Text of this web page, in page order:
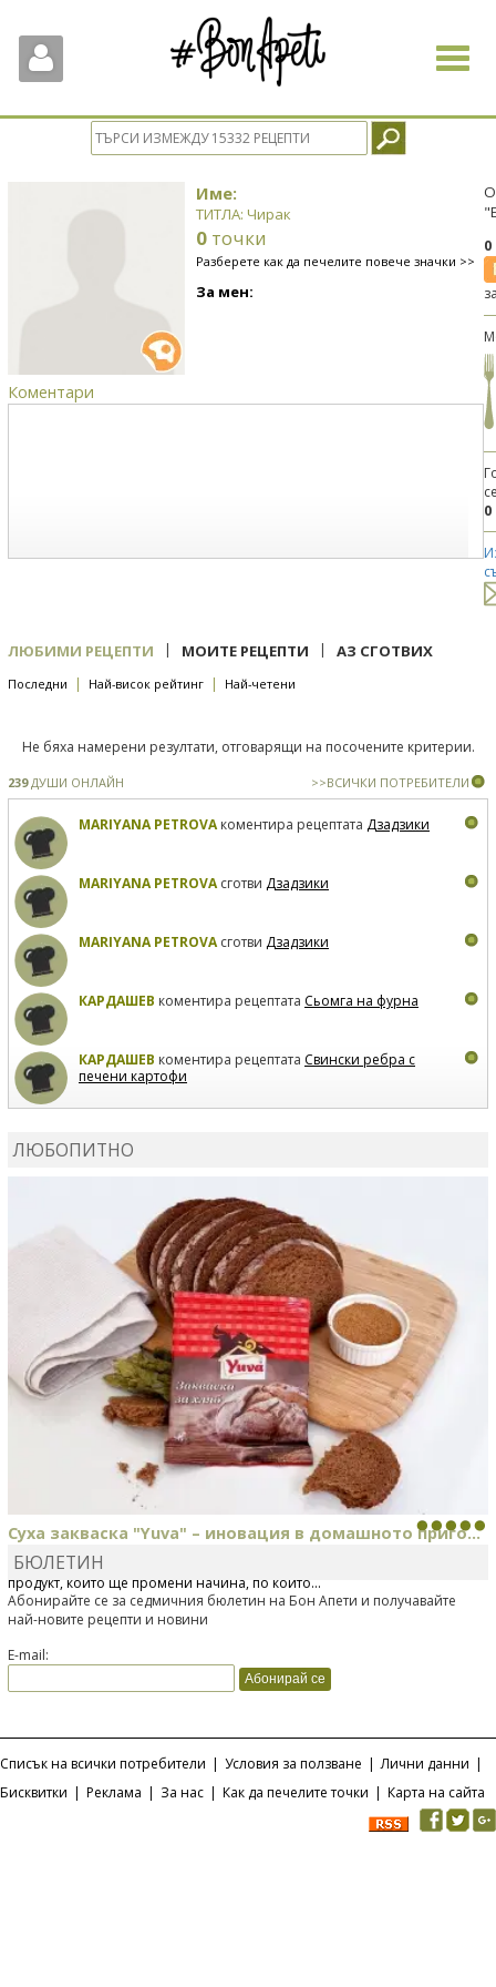
Toggle
Име:
ТИТЛА: Чирак
0 точки
Разберете как да печелите повече значки >>
За мен:
Коментари
0
ЛЮБИМИ РЕЦЕПТИ | МОИТЕ РЕЦЕПТИ | АЗ СГОТВИХ
Последни | Най-висок рейтинг | Най-четени
Не бяха намерени резултати, отговарящи на посочените критерии.
239ДУШИ ОНЛАЙН >>ВСИЧКИ ПОТРЕБИТЕЛИ
MARIYANA PETROVAкоментира рецептата Дзадзики
MARIYANA PETROVAсготви Дзадзики
MARIYANA PETROVAсготви Дзадзики
КАРДАШЕВ коментира рецептата Сьомга на фурна
КАРДАШЕВ коментира рецептата Свински ребра с
печени картофи
ЛЮБОПИТНО
Суха закваска "Yuva" – иновация в домашното приго...
Отскоро Лесафр България стартира предлагането на изцяло нов
продукт, който ще промени начина, по който...
БЮЛЕТИН
Абонирайте се за седмичния бюлетин на Бон Апети и получавайте
най-новите рецепти и новини
E-mail:
Списък на всички потребители | Условия за ползване | Лични данни |
Бисквитки | Реклама | За нас | Как да печелите точки | Карта на сайта